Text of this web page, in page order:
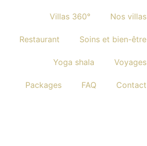
Villas 360° Nos villas
Restaurant Soins et bien-être
Yoga shala Voyages
Packages FAQ Contact